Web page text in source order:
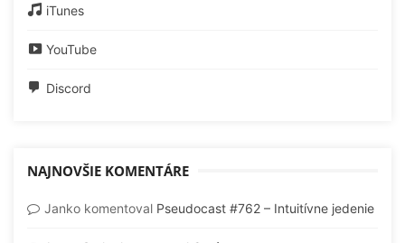
iTunes
YouTube
Discord
NAJNOVŠIE KOMENTÁRE
Janko komentoval Pseudocast #762 – Intuitívne jedenie